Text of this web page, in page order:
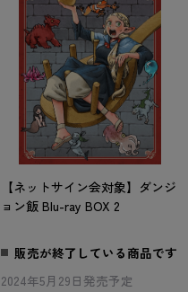
【ネットサイン会対象】ダンジ
ョン飯 Blu-ray BOX 2
販売が終了している商品です
2024年5月29日発売予定